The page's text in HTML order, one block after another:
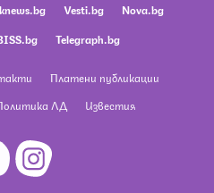
Vesti.bg
Nova.bg
Telegraph.bg
Платени публикации
ЛД Известия